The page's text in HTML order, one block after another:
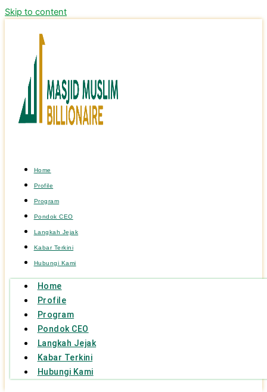
Skip to content
Home
Profile
Program
Pondok CEO
Langkah Jejak
Kabar Terkini
Hubungi Kami
Home
Profile
Program
Pondok CEO
Langkah Jejak
Kabar Terkini
Hubungi Kami